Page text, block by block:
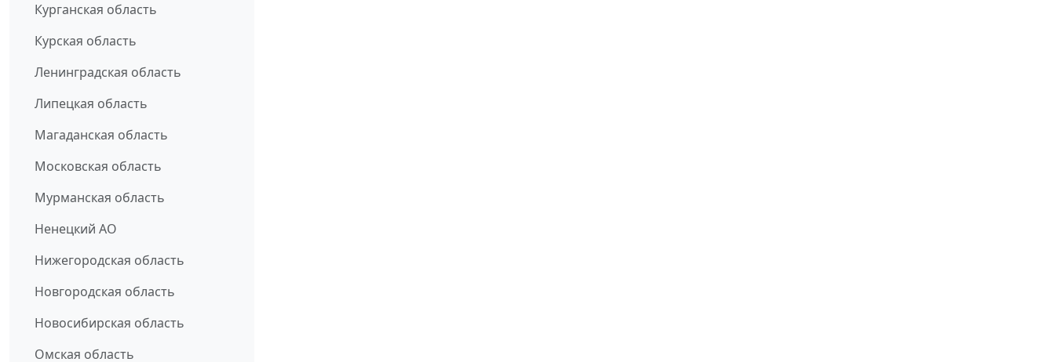
Курганская область
Курская область
Ленинградская область
Липецкая область
Магаданская область
Московская область
Мурманская область
Ненецкий АО
Нижегородская область
Новгородская область
Новосибирская область
Омская область